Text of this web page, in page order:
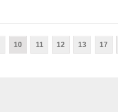
10 11 12 13 17